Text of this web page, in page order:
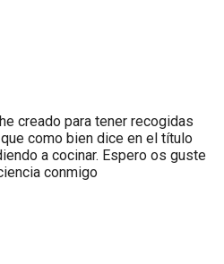
creado para tener recogidas
como bien dice en el título
a cocinar. Espero os guste
conmigo